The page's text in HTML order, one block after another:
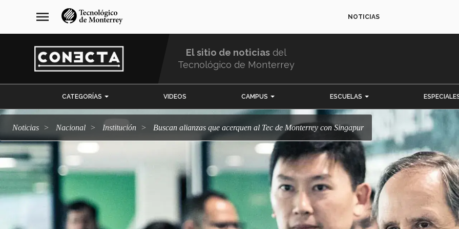
navegación
principal
menu NOTICIAS
El sitio de noticias del
Tecnológico de Monterrey
CATEGORÍAS VIDEOS CAMPUS ESCUELAS
Noticias Nacional Institución Buscan alianzas que acerquen al Tec de Monterrey con Singapur